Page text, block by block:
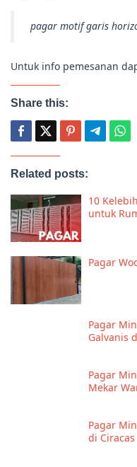
pagar motif garis
Untuk info pemesanan
Share this:
Related posts:
10
untuk
Pagar
Pagar
Galvanis
Pagar
Mekar
Pagar
di Ciracas